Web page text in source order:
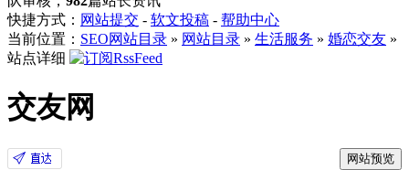
快捷方式： 网站提交 - 软文投稿 - 帮助中心
当前位置： SEO网站目录 » 网站目录 » 生活服务 » 婚恋交友 »
站点详细
交友网
网站预览